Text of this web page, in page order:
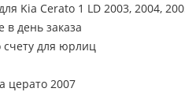
Kia Cerato 1 LD 2003, 2004,
в день заказа
для юрлиц
церато 2007